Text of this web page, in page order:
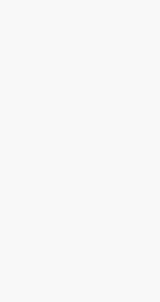
việc gì?
là
như bảng dưới.